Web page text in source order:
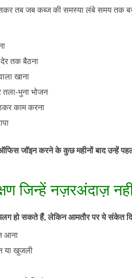
तब जब कब्ज की समस्या लंबे समय तक
देर तक बैठना
खाना
तला-भुना भोजन
काम करना
जॉइन करने के कुछ महीनों बाद उन्हें
जिन्हें नज़रअंदाज़
हो सकते हैं, लेकिन आमतौर पर ये संकेत
आना
या खुजली